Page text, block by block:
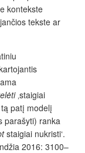
kontekste
tekste ar
‚staigiai
patį modelį
parašyti) ranka
staigiai nukristi‘.
2016: 3100–